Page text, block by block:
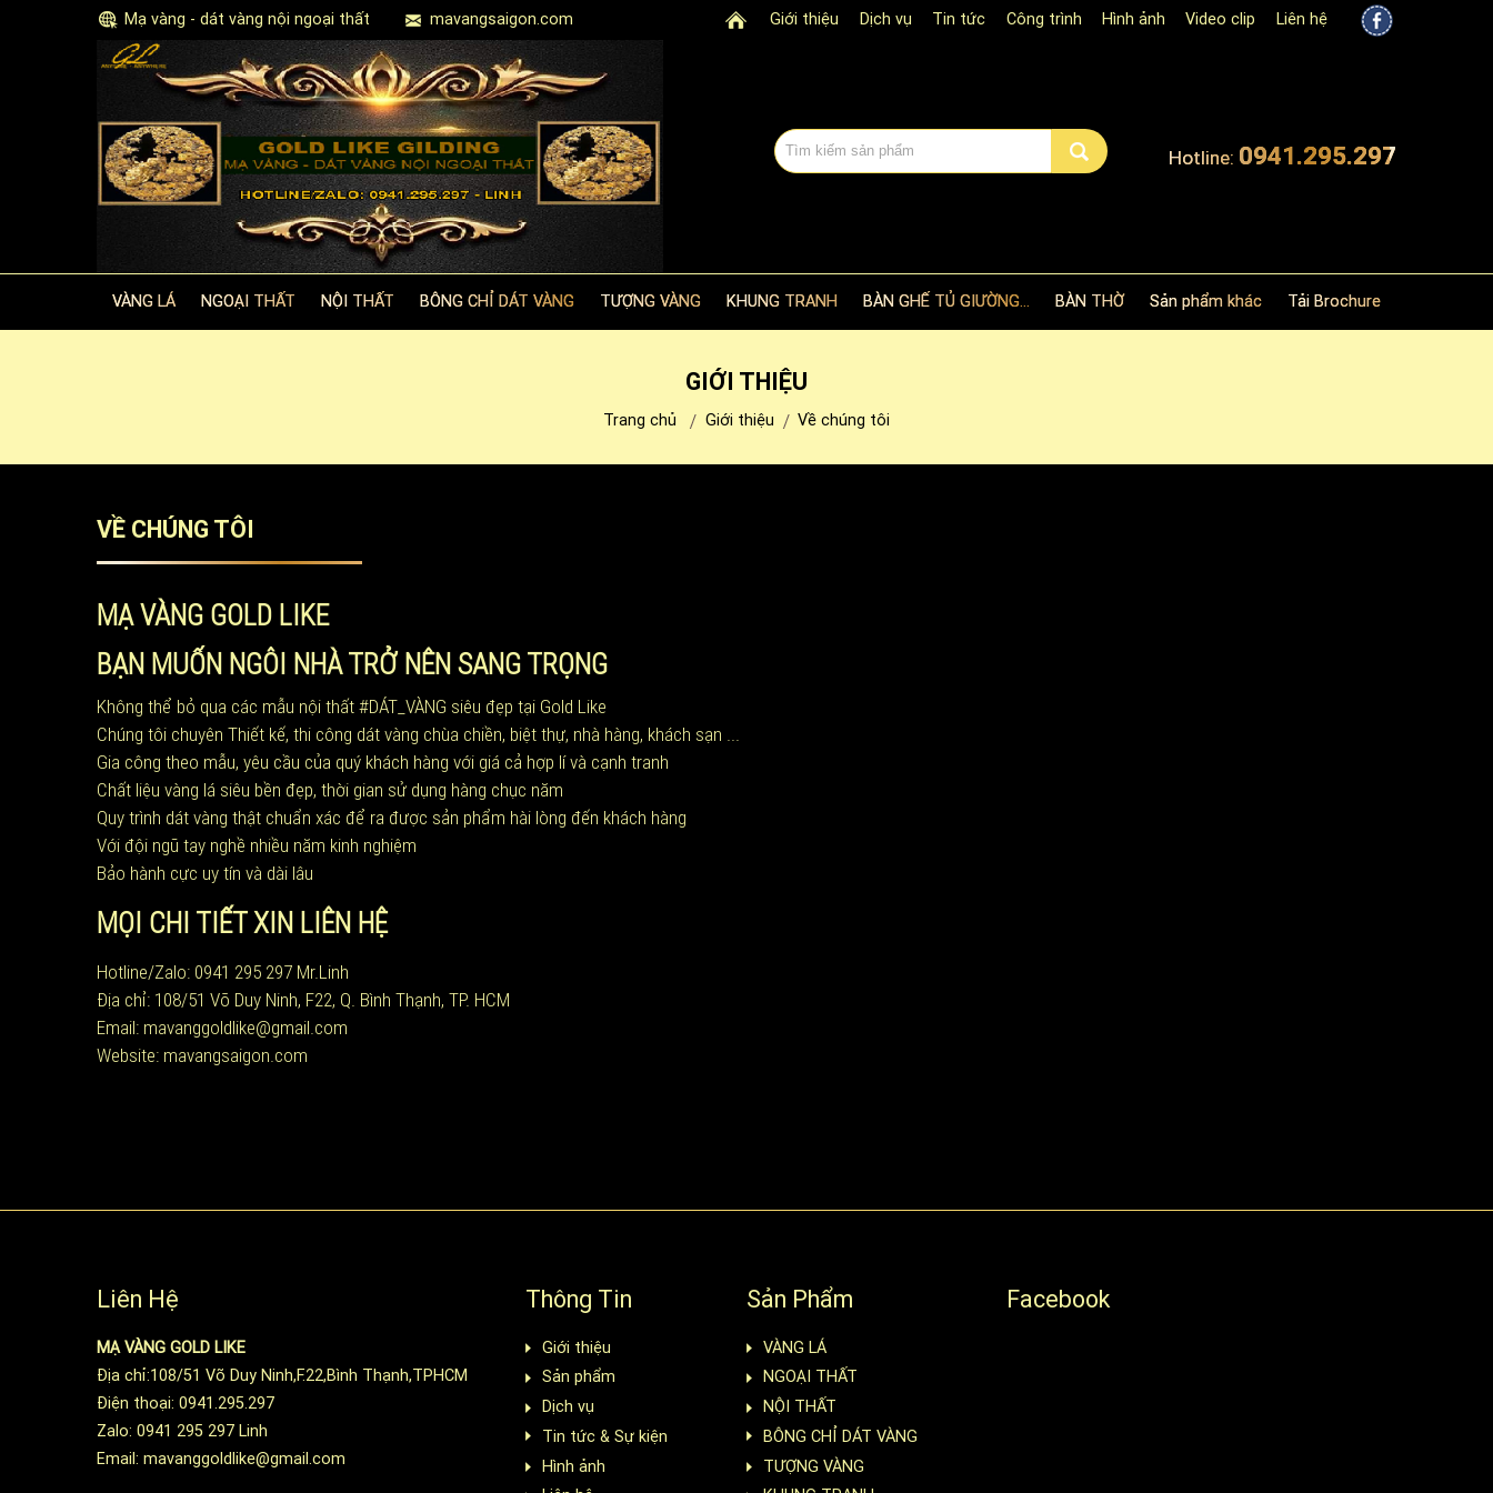
Mạ vàng - dát vàng nội ngoại thất mavangsaigon.com Giới thiệu Dịch vụ Tin tức Công trình Hình ảnh Video clip Liên hệ
Hotline: 0941.295.297
VÀNG LÁ NGOẠI THẤT NỘI THẤT BÔNG CHỈ DÁT VÀNG TƯỢNG VÀNG KHUNG TRANH BÀN GHẾ TỦ GIƯỜNG... BÀN THỜ Sản phẩm khác Tải Brochure
GIỚI THIỆU
Trang chủ Giới thiệu Về chúng tôi
VỀ CHÚNG TÔI
MẠ VÀNG GOLD LIKE
BẠN MUỐN NGÔI NHÀ TRỞ NÊN SANG TRỌNG
Không thể bỏ qua các mẫu nội thất #DÁT_VÀNG siêu đẹp tại Gold Like
Chúng tôi chuyên Thiết kế, thi công dát vàng chùa chiền, biệt thự, nhà hàng, khách sạn ...
Gia công theo mẫu, yêu cầu của quý khách hàng với giá cả hợp lí và cạnh tranh
Chất liệu vàng lá siêu bền đẹp, thời gian sử dụng hàng chục năm
Quy trình dát vàng thật chuẩn xác để ra được sản phẩm hài lòng đến khách hàng
Với đội ngũ tay nghề nhiều năm kinh nghiệm
Bảo hành cực uy tín và dài lâu
MỌI CHI TIẾT XIN LIÊN HỆ
Hotline/Zalo: 0941 295 297 Mr.Linh
Địa chỉ: 108/51 Võ Duy Ninh, F22, Q. Bình Thạnh, TP. HCM
Email: mavanggoldlike@gmail.com
Website: mavangsaigon.com
Liên Hệ
MẠ VÀNG GOLD LIKE
Địa chỉ:108/51 Võ Duy Ninh,F.22,Bình Thạnh,TPHCM
Điện thoại: 0941.295.297
Zalo: 0941 295 297 Linh
Email: mavanggoldlike@gmail.com
Thông Tin
Giới thiệu
Sản phẩm
Dịch vụ
Tin tức & Sự kiện
Hình ảnh
Sản Phẩm
VÀNG LÁ
NGOẠI THẤT
NỘI THẤT
BÔNG CHỈ DÁT VÀNG
TƯỢNG VÀNG
Facebook